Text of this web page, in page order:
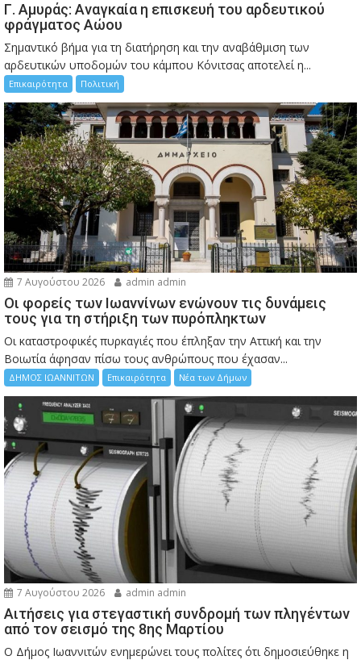
Γ. Αμυράς: Αναγκαία η επισκευή του αρδευτικού
φράγματος Αώου
Σημαντικό βήμα για τη διατήρηση και την αναβάθμιση των
αρδευτικών υποδομών του κάμπου Κόνιτσας αποτελεί η...
Επικαιρότητα Πολιτική
7 Αυγούστου 2026 admin admin
Οι φορείς των Ιωαννίνων ενώνουν τις δυνάμεις
τους για τη στήριξη των πυρόπληκτων
Οι καταστροφικές πυρκαγιές που έπληξαν την Αττική και την
Bοιωτία άφησαν πίσω τους ανθρώπους που έχασαν...
ΔΗΜΟΣ ΙΩΑΝΝΙΤΩΝ Επικαιρότητα Νέα των Δήμων
7 Αυγούστου 2026 admin admin
Αιτήσεις για στεγαστική συνδρομή των πληγέντων
από τον σεισμό της 8ης Μαρτίου
Ο Δήμος Ιωαννιτών ενημερώνει τους πολίτες ότι δημοσιεύθηκε η